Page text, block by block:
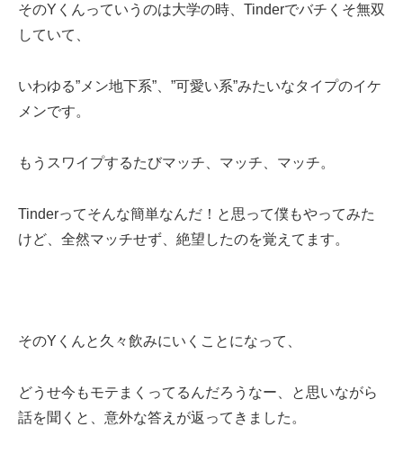
そのYくんっていうのは大学の時、Tinderでバチくそ無双
していて、
いわゆる”メン地下系”、”可愛い系”みたいなタイプのイケ
メンです。
もうスワイプするたびマッチ、マッチ、マッチ。
Tinderってそんな簡単なんだ！と思って僕もやってみた
けど、全然マッチせず、絶望したのを覚えてます。
そのYくんと久々飲みにいくことになって、
どうせ今もモテまくってるんだろうなー、と思いながら
話を聞くと、意外な答えが返ってきました。